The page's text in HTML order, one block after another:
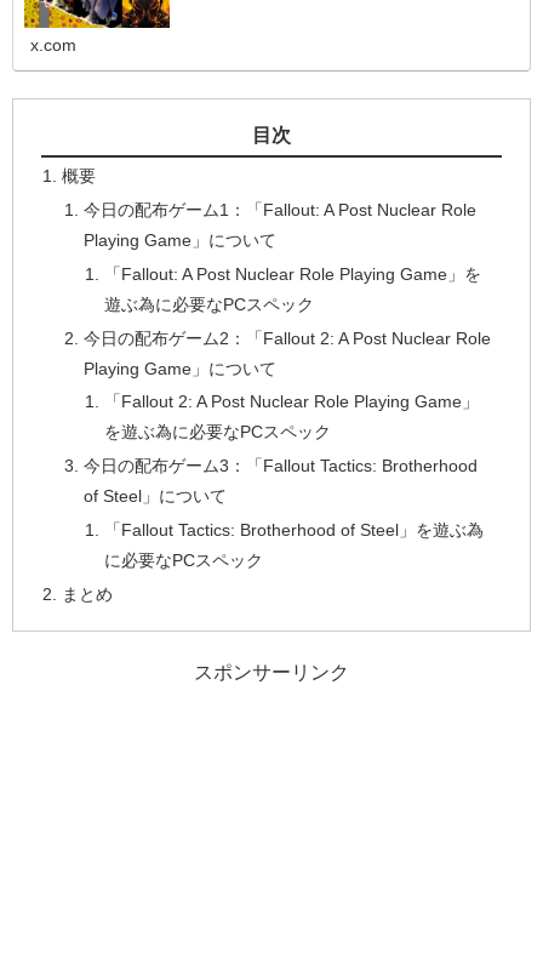
x.com
目次
概要
今日の配布ゲーム1：「Fallout: A Post Nuclear Role
Playing Game」について
「Fallout: A Post Nuclear Role Playing Game」を
遊ぶ為に必要なPCスペック
今日の配布ゲーム2：「Fallout 2: A Post Nuclear Role
Playing Game」について
「Fallout 2: A Post Nuclear Role Playing Game」
を遊ぶ為に必要なPCスペック
今日の配布ゲーム3：「Fallout Tactics: Brotherhood
of Steel」について
「Fallout Tactics: Brotherhood of Steel」を遊ぶ為
に必要なPCスペック
まとめ
スポンサーリンク